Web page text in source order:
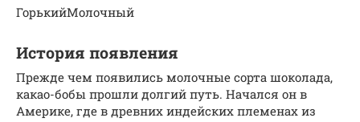
ГорькийМолочный
История появления
Прежде чем появились молочные сорта шоколада,
какао-бобы прошли долгий путь. Начался он в
Америке, где в древних индейских племенах из